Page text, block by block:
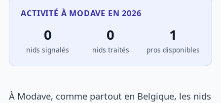
ACTIVITÉ À MODAVE EN 2026
0
nids signalés
0
nids traités
1
pros disponibles
À Modave, comme partout en Belgique, les nids